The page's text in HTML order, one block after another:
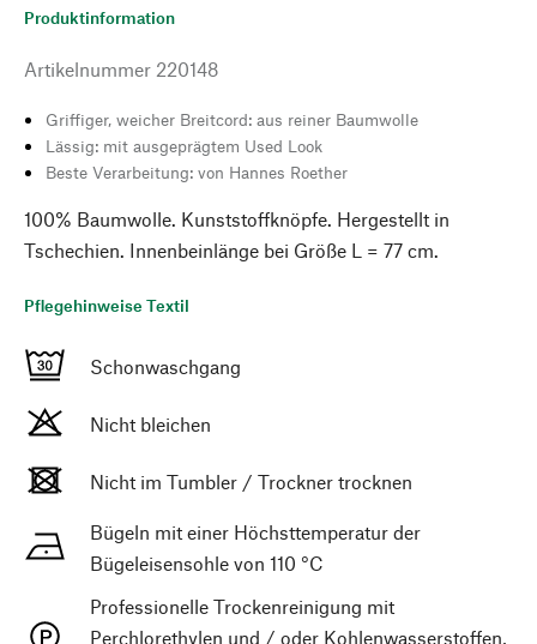
Produktinformation
Artikelnummer 220148
Griffiger, weicher Breitcord: aus reiner Baumwolle
Lässig: mit ausgeprägtem Used Look
Beste Verarbeitung: von Hannes Roether
100% Baumwolle. Kunststoffknöpfe. Hergestellt in
Tschechien. Innenbeinlänge bei Größe L = 77 cm.
Pflegehinweise Textil
Schonwaschgang
Nicht bleichen
Nicht im Tumbler / Trockner trocknen
Bügeln mit einer Höchsttemperatur der
Bügeleisensohle von 110 °C
Professionelle Trockenreinigung mit
Perchlorethylen und / oder Kohlenwasserstoffen,